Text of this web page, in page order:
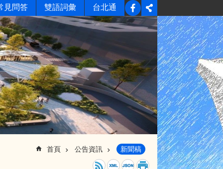
見問答 雙語詞彙 台北通
首頁 公告資訊 新聞稿